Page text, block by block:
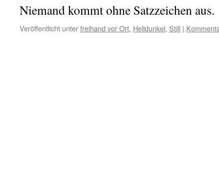
Niemand kommt ohne Satzzeichen aus.
Veröffentlicht unterfreihand vor Ort, Helldunkel, Still |